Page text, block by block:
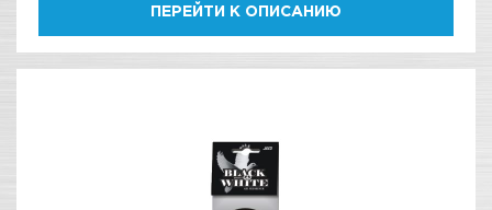
ПЕРЕЙТИ К ОПИСАНИЮ